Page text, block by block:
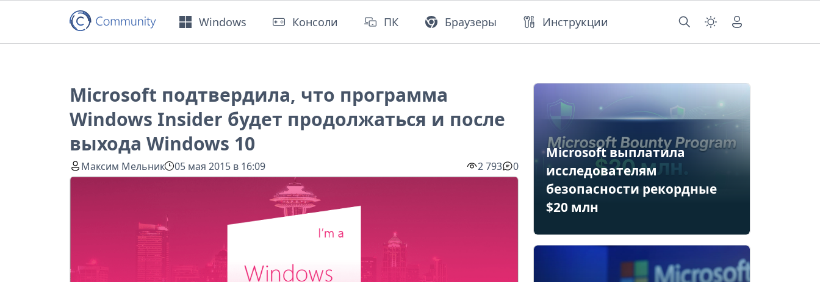
Windows Консоли ПК Браузеры Инструкции
Microsoft подтвердила, что программа
Windows Insider будет продолжаться и после
выхода Windows 10
Максим Мельник 05 мая 2015 в 16:09 2 793 0
Microsoft выплатила
исследователям
безопасности рекордные
$20 млн